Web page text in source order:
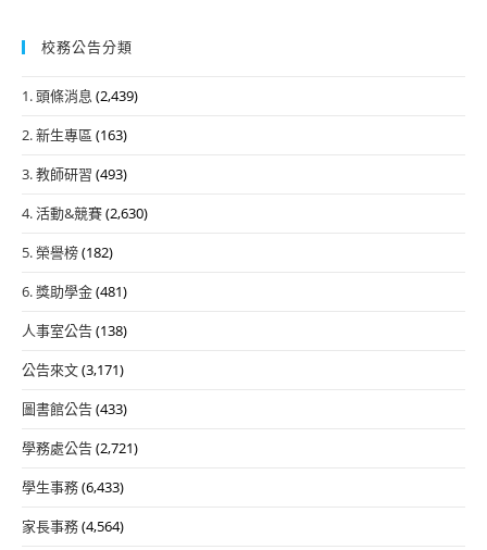
校務公告分類
1. 頭條消息 (2,439)
2. 新生專區 (163)
3. 教師研習 (493)
4. 活動&競賽(2,630)
5. 榮譽榜(182)
6. 獎助學金(481)
人事室公告(138)
公告來文(3,171)
圖書館公告(433)
學務處公告(2,721)
學生事務(6,433)
家長事務(4,564)